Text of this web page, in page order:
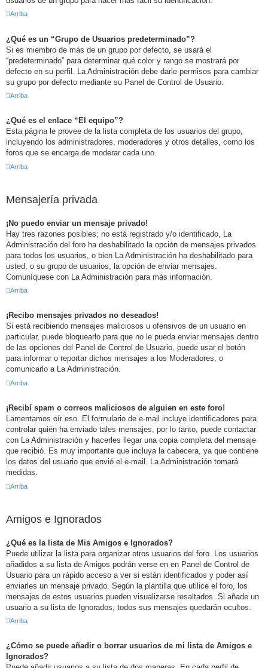
Arriba
¿Qué es un “Grupo de Usuarios predeterminado”?
Si es miembro de más de un grupo por defecto, se usará el
“predeterminado” para determinar qué color y rango se mostrará por
defecto en su perfil. La Administración debe darle permisos para cambiar
su grupo por defecto mediante su Panel de Control de Usuario.
Arriba
¿Qué es el enlace “El equipo”?
Esta página le provee de la lista completa de los usuarios del grupo,
incluyendo los administradores, moderadores y otros detalles, como los
foros que se encarga de moderar cada uno.
Arriba
Mensajería privada
¡No puedo enviar un mensaje privado!
Hay tres razones posibles; no está registrado y/o identificado, La
Administración del foro ha deshabilitado la opción de mensajes privados
para todos los usuarios, o bien La Administración ha deshabilitado para
usted, o su grupo de usuarios, la opción de enviar mensajes.
Comuníquese con La Administración para más información.
Arriba
¡Recibo mensajes privados no deseados!
Si está recibiendo mensajes maliciosos u ofensivos de un usuario en
particular, puede bloquearlo para que no le pueda enviar mensajes dentro
de las opciones del Panel de Control de Usuario, puede usar el botón
para informar o reportar dichos mensajes a los Moderadores, o
comunicarlo a La Administración.
Arriba
¡Recibí spam o correos maliciosos de alguien en este foro!
Lamentamos oír eso. El formulario de e-mail incluye identificadores para
controlar quién ha enviado tales mensajes, por lo tanto, puede contactar
con La Administración y hacerles llegar una copia completa del mensaje
que recibió. Es muy importante que incluya la cabecera, ya que contiene
los datos del usuario que envió el e-mail. La Administración tomará
medidas.
Arriba
Amigos e Ignorados
¿Qué es la lista de Mis Amigos e Ignorados?
Puede utilizar la lista para organizar otros usuarios del foro. Los usuarios
añadidos a su lista de Amigos podrán verse en en Panel de Control de
Usuario para un rápido acceso a ver si están identificados y poder así
enviarles un mensaje privado. Según la plantilla que utilice el foro, los
mensajes de estos usuarios pueden visualizarse resaltados. Si añade un
usuario a su lista de Ignorados, todos sus mensajes quedarán ocultos.
Arriba
¿Cómo se puede añadir o borrar usuarios de mi lista de Amigos e
Ignorados?